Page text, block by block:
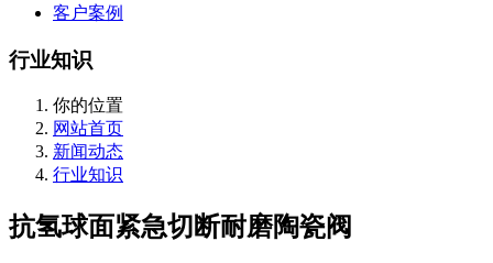
客户案例
行业知识
你的位置
网站首页
新闻动态
行业知识
抗氢球面紧急切断耐磨陶瓷阀